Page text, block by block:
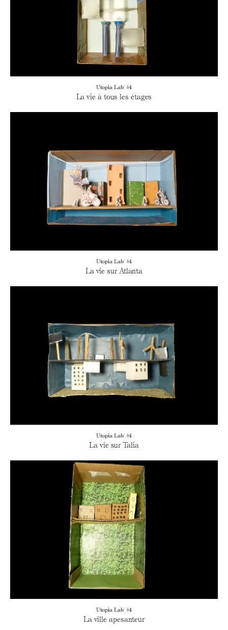
Utopia Lab' #4
La vie à tous les étages
Utopia Lab' #4
La vie sur Atlanta
Utopia Lab' #4
La vie sur Talia
Utopia Lab' #4
La ville apesanteur